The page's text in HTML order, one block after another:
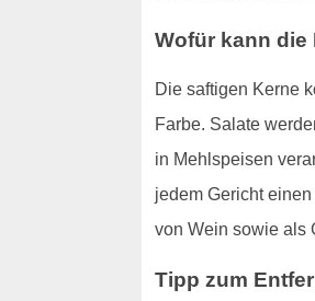
Wofür kann die
Die saftigen Kerne
Farbe. Salate
in Mehlspeisen
jedem Gericht
von Wein sowie als
Tipp zum